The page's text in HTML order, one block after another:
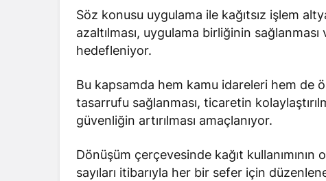
Söz konusu uygulama ile kağıtsız işlem
azaltılması, uygulama birliğinin
hedefleniyor.
Bu kapsamda hem kamu idareleri hem de
tasarrufu sağlanması, ticaretin
güvenliğin artırılması amaçlanıyor.
Dönüşüm çerçevesinde kağıt kullanımının
sayıları itibarıyla her bir sefer için